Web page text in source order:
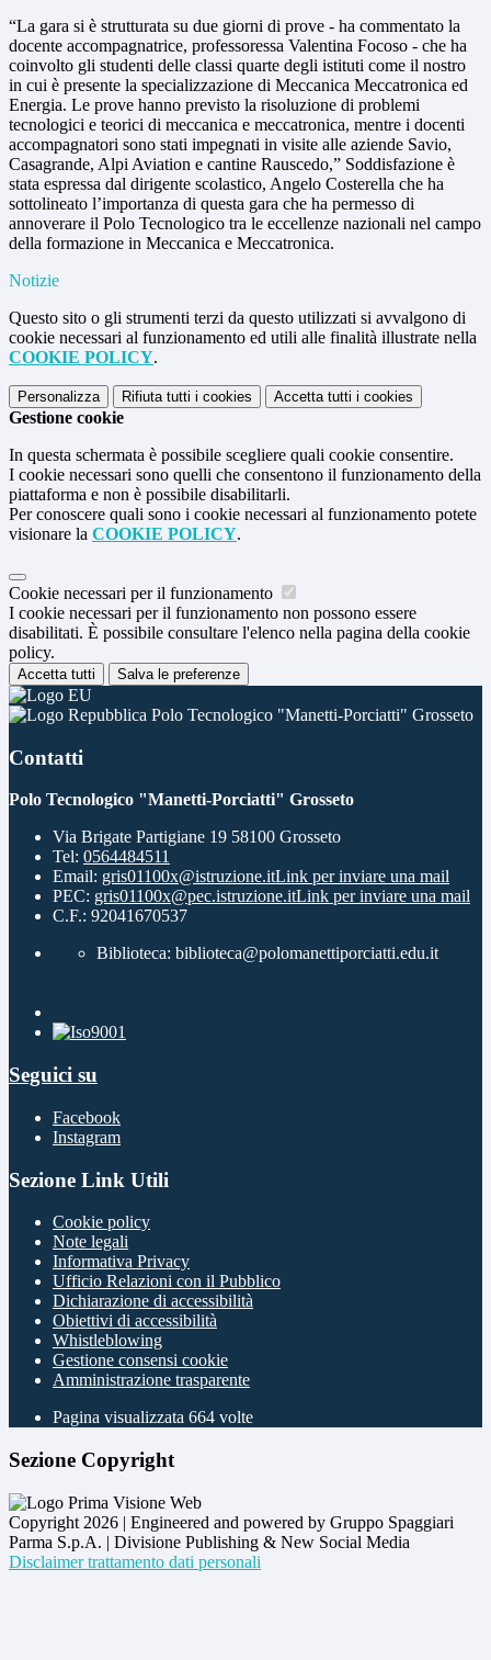
“La gara si è strutturata su due giorni di prove - ha commentato la
docente accompagnatrice, professoressa Valentina Focoso - che ha
coinvolto gli studenti delle classi quarte degli istituti come il nostro
in cui è presente la specializzazione di Meccanica Meccatronica ed
Energia. Le prove hanno previsto la risoluzione di problemi
tecnologici e teorici di meccanica e meccatronica, mentre i docenti
accompagnatori sono stati impegnati in visite alle aziende Savio,
Casagrande, Alpi Aviation e cantine Rauscedo,” Soddisfazione è
stata espressa dal dirigente scolastico, Angelo Costerella che ha
sottolineato l’importanza di questa gara che ha permesso di
annoverare il Polo Tecnologico tra le eccellenze nazionali nel campo
della formazione in Meccanica e Meccatronica.
Notizie
Questo sito o gli strumenti terzi da questo utilizzati si avvalgono di
cookie necessari al funzionamento ed utili alle finalità illustrate nella
COOKIE POLICY.
Personalizza Rifiuta tutti i cookies Accetta tutti i cookies
Gestione cookie
In questa schermata è possibile scegliere quali cookie consentire.
I cookie necessari sono quelli che consentono il funzionamento della
piattaforma e non è possibile disabilitarli.
Per conoscere quali sono i cookie necessari al funzionamento potete
visionare la COOKIE POLICY.
Cookie necessari per il funzionamento
I cookie necessari per il funzionamento non possono essere
disabilitati. È possibile consultare l'elenco nella pagina della cookie
policy.
Accetta tutti Salva le preferenze
Polo Tecnologico "Manetti-Porciatti" Grosseto
Contatti
Polo Tecnologico "Manetti-Porciatti" Grosseto
Via Brigate Partigiane 19 58100 Grosseto
Tel: 0564484511
Email: gris01100x@istruzione.itLink per inviare una mail
PEC: gris01100x@pec.istruzione.itLink per inviare una mail
C.F.: 92041670537
Biblioteca: biblioteca@polomanettiporciatti.edu.it
Seguici su
Facebook
Instagram
Sezione Link Utili
Cookie policy
Note legali
Informativa Privacy
Ufficio Relazioni con il Pubblico
Dichiarazione di accessibilità
Obiettivi di accessibilità
Whistleblowing
Gestione consensi cookie
Amministrazione trasparente
Pagina visualizzata 664 volte
Sezione Copyright
Copyright 2026 | Engineered and powered by Gruppo Spaggiari
Parma S.p.A. | Divisione Publishing & New Social Media
Disclaimer trattamento dati personali